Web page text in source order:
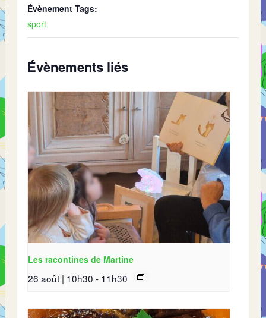
Évènement Tags:
sport
Évènements liés
Les racontines de Martine
26 août | 10h30 - 11h30